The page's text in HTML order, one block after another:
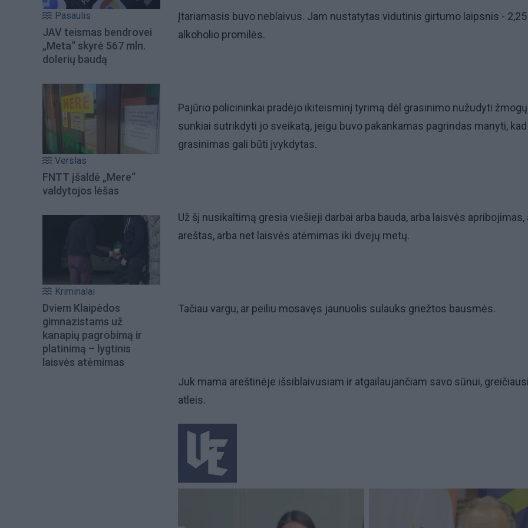
Pasaulis
JAV teismas bendrovei
„Meta“ skyrė 567 mln.
dolerių baudą
Verslas
FNTT įšaldė „Mere“
valdytojos lėšas
Kriminalai
Dviem Klaipėdos
gimnazistams už
kanapių pagrobimą ir
platinimą – lygtinis
laisvės atėmimas
Įtariamasis buvo neblaivus. Jam nustatytas vidutinis girtumo laipsnis - 2,25
alkoholio promilės.
Pajūrio policininkai pradėjo ikiteisminį tyrimą dėl grasinimo nužudyti
sunkiai sutrikdyti jo sveikatą, jeigu buvo pakankamas pagrindas manyti, kad
grasinimas gali būti įvykdytas.
Už šį nusikaltimą gresia viešieji darbai arba bauda, arba laisvės apribojimas,
areštas, arba net laisvės atėmimas iki dvejų metų.
Tačiau vargu, ar peiliu mosavęs jaunuolis sulauks griežtos bausmės.
Juk mama areštinėje išsiblaivusiam ir atgailaujančiam savo sūnui,
atleis.